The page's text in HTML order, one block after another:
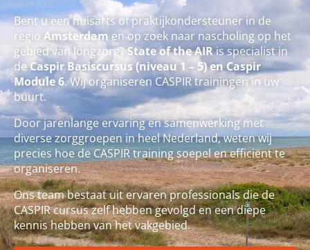
Bent u een huisarts of praktijkondersteuner in de
regio Amsterdam en op zoek naar nascholing op het
gebied van longzorg?State of the AIRis specialist in
deCaspir Basiscursus (niveau 1 – 5) en Caspir
Module 6. Wij organiseren CASPIR trainingen in uw
buurt.
Door jarenlange ervaring en samenwerking met
diverse zorggroepen in heel Nederland, weten wij
precies hoe de CASPIR training soepel en efficiënt te
organiseren.
Ons team bestaat uit ervaren professionals die de
CASPIR cursus zelf hebben gevolgd en een diepe
kennis hebben van het vakgebied.